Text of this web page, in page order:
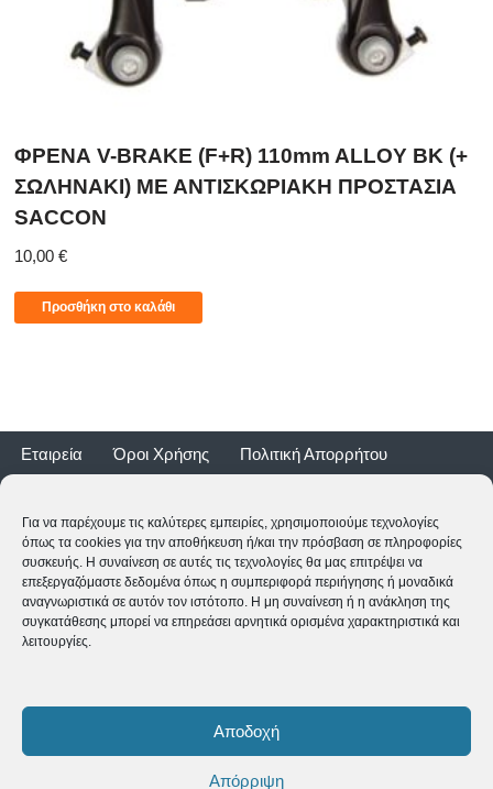
Για να παρέχουμε τις καλύτερες εμπειρίες, χρησιμοποιούμε τεχνολογίες
όπως τα cookies για την αποθήκευση ή/και την πρόσβαση σε πληροφορίες
συσκευής. Η συναίνεση σε αυτές τις τεχνολογίες θα μας επιτρέψει να
επεξεργαζόμαστε δεδομένα όπως η συμπεριφορά περιήγησης ή μοναδικά
αναγνωριστικά σε αυτόν τον ιστότοπο. Η μη συναίνεση ή η ανάκληση της
συγκατάθεσης μπορεί να επηρεάσει αρνητικά ορισμένα χαρακτηριστικά και
λειτουργίες.
Αποδοχή
Απόρριψη
ΦΡΕΝΑ V-BRAKE (F+R) 110mm ALLOY BK (+
ΣΩΛΗΝΑΚΙ) ΜΕ ΑΝΤΙΣΚΩΡΙΑΚΗ ΠΡΟΣΤΑΣΙΑ
SACCON
10,00 €
Προσθήκη στο καλάθι
Εταιρεία Όροι Χρήσης
Πολιτική Απορρήτου
Δευ-Τετ-Σαβ 09:00-15:00 | Τρι-Πεμ-Παρ 10:00-18:00 | Κυρ
ΚΛΕΙΣΤΑ